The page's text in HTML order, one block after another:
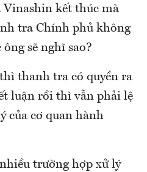
kết thúc mà
tra Chính phủ không
sẽ nghĩ sao?
thanh tra có quyền ra
luận rồi thì vẫn phải lệ
của cơ quan hành
trường hợp xử lý